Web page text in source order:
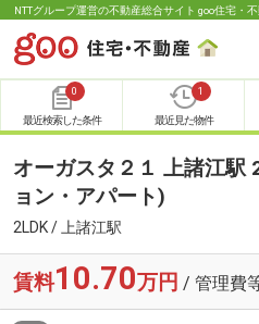
NTTグループ運営の不動産総合サイト goo住宅・
0
最近検索した条件
1
最近見た物件
オーガスタ２１ 上諸江駅
ョン・アパート)
2LDK / 上諸江駅
賃料10.70万円 / 管理費